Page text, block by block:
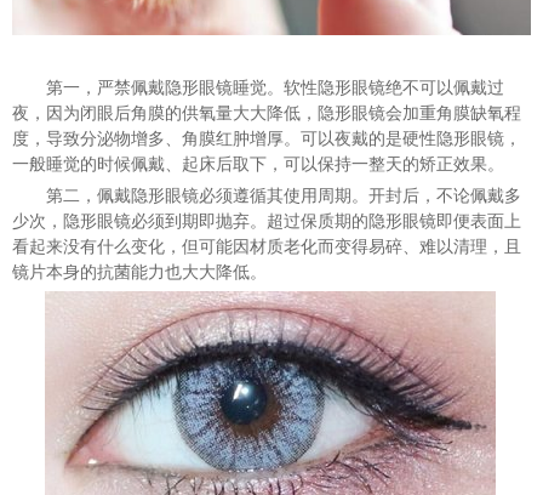
第一，严禁佩戴隐形眼镜睡觉。软性隐形眼镜绝不可以佩戴过
夜，因为闭眼后角膜的供氧量大大降低，隐形眼镜会加重角膜缺氧程
度，导致分泌物增多、角膜红肿增厚。可以夜戴的是硬性隐形眼镜，
一般睡觉的时候佩戴、起床后取下，可以保持一整天的矫正效果。
第二，佩戴隐形眼镜必须遵循其使用周期。开封后，不论佩戴多
少次，隐形眼镜必须到期即抛弃。超过保质期的隐形眼镜即便表面上
看起来没有什么变化，但可能因材质老化而变得易碎、难以清理，且
镜片本身的抗菌能力也大大降低。